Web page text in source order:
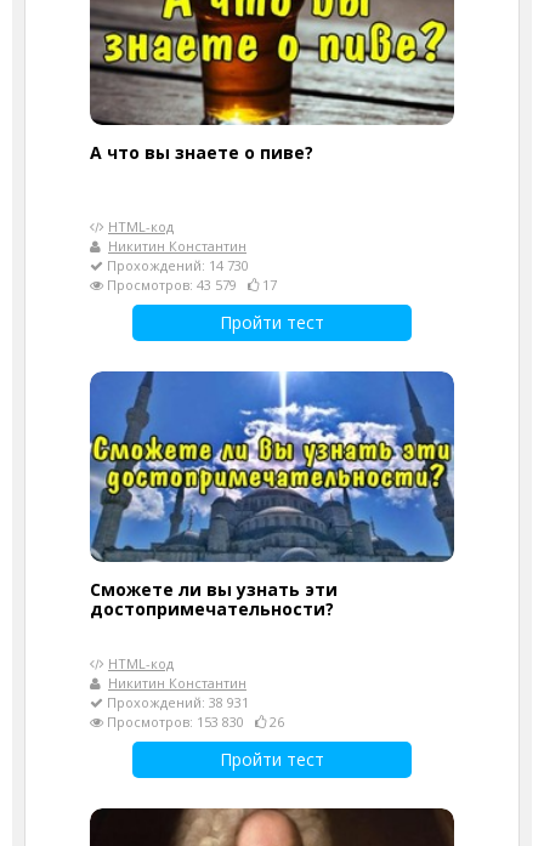
А что вы знаете о пиве?
HTML-код
Никитин Константин
Прохождений: 14 730
Просмотров: 43 579
17
Пройти тест
Сможете ли вы узнать эти
достопримечательности?
HTML-код
Никитин Константин
Прохождений: 38 931
Просмотров: 153 830
26
Пройти тест